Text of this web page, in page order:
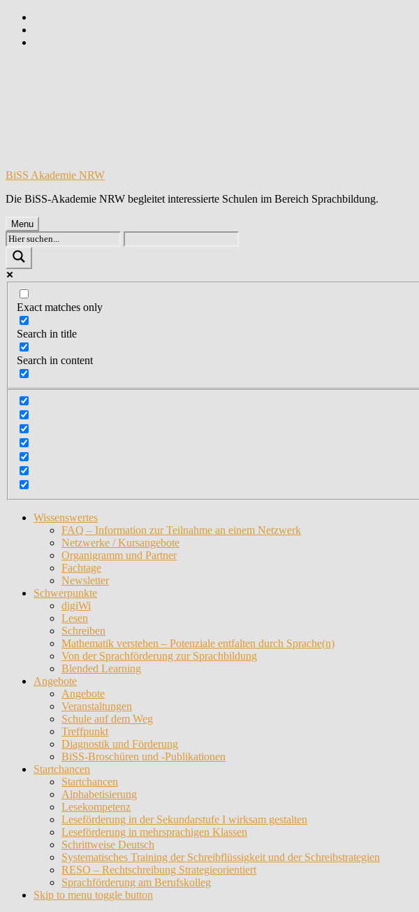
BiSS Akademie NRW
Die BiSS-Akademie NRW begleitet interessierte Schulen im Bereich Sprachbildung.
Menu
Exact matches only
Search in title
Search in content
Wissenswertes
FAQ – Information zur Teilnahme an einem Netzwerk
Netzwerke / Kursangebote
Organigramm und Partner
Fachtage
Newsletter
Schwerpunkte
digiWi
Lesen
Schreiben
Mathematik verstehen – Potenziale entfalten durch Sprache(n)
Von der Sprachförderung zur Sprachbildung
Blended Learning
Angebote
Angebote
Veranstaltungen
Schule auf dem Weg
Treffpunkt
Diagnostik und Förderung
BiSS-Broschüren und -Publikationen
Startchancen
Startchancen
Alphabetisierung
Lesekompetenz
Leseförderung in der Sekundarstufe I wirksam gestalten
Leseförderung in mehrsprachigen Klassen
Schrittweise Deutsch
Systematisches Training der Schreibflüssigkeit und der Schreibstrategien
RESO – Rechtschreibung Strategieorientiert
Sprachförderung am Berufskolleg
Skip to menu toggle button